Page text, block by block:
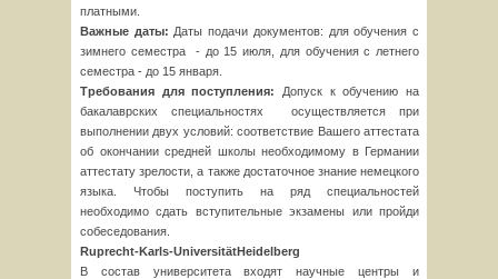
платными.
Важные даты: Даты подачи документов: для обучения с
зимнего семестра - до 15 июля, для обучения с летнего
семестра - до 15 января.
Требования для поступления: Допуск к обучению на
бакалаврских специальностях осуществляется при
выполнении двух условий: соответствие Вашего аттестата
об окончании средней школы необходимому в Германии
аттестату зрелости, а также достаточное знание немецкого
языка. Чтобы поступить на ряд специальностей
необходимо сдать вступительные экзамены или пройди
собеседования.
Ruprecht-Karls-UniversitätHeidelberg
В состав университета входят научные центры и